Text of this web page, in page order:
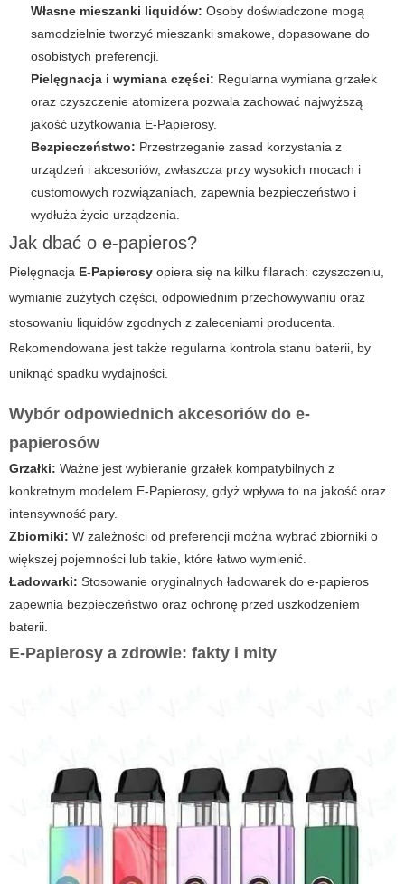
Własne mieszanki liquidów: Osoby doświadczone mogą
samodzielnie tworzyć mieszanki smakowe, dopasowane do
osobistych preferencji.
Pielęgnacja i wymiana części: Regularna wymiana grzałek
oraz czyszczenie atomizera pozwala zachować najwyższą
jakość użytkowania E-Papierosy.
Bezpieczeństwo: Przestrzeganie zasad korzystania z
urządzeń i akcesoriów, zwłaszcza przy wysokich mocach i
customowych rozwiązaniach, zapewnia bezpieczeństwo i
wydłuża życie urządzenia.
Jak dbać o e-papieros?
Pielęgnacja E-Papierosy opiera się na kilku filarach: czyszczeniu,
wymianie zużytych części, odpowiednim przechowywaniu oraz
stosowaniu liquidów zgodnych z zaleceniami producenta.
Rekomendowana jest także regularna kontrola stanu baterii, by
uniknąć spadku wydajności.
Wybór odpowiednich akcesoriów do e-
papierosów
Grzałki: Ważne jest wybieranie grzałek kompatybilnych z
konkretnym modelem E-Papierosy, gdyż wpływa to na jakość oraz
intensywność pary.
Zbiorniki: W zależności od preferencji można wybrać zbiorniki o
większej pojemności lub takie, które łatwo wymienić.
Ładowarki: Stosowanie oryginalnych ładowarek do e-papieros
zapewnia bezpieczeństwo oraz ochronę przed uszkodzeniem
baterii.
E-Papierosy a zdrowie: fakty i mity